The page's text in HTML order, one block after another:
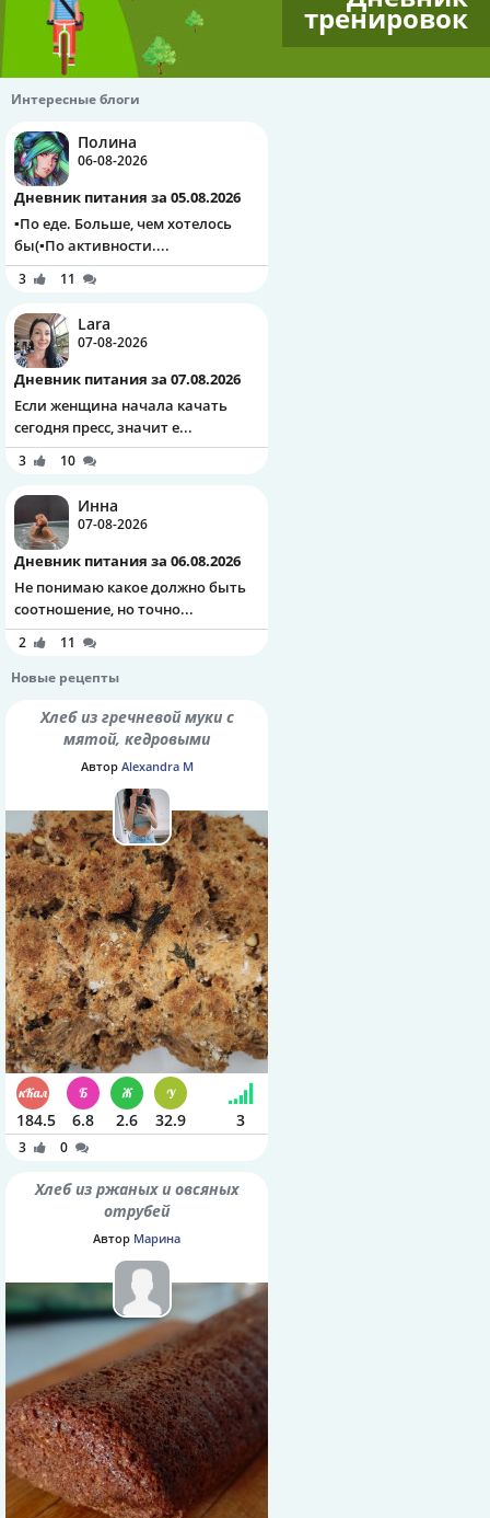
тренировок
Интересные блоги
Полина
06-08-2026
Дневник питания за 05.08.2026
▪️По еде. Больше, чем хотелось
бы(▪️По активности....
3 11
Lara
07-08-2026
Дневник питания за 07.08.2026
Если женщина начала качать
сегодня пресс, значит е...
3 10
Инна
07-08-2026
Дневник питания за 06.08.2026
Не понимаю какое должно быть
соотношение, но точно...
2
11
Новые рецепты
Хлеб из гречневой муки с
мятой, кедровыми
орешками и семенами
Автор Alexandra M
184.5 6.8 2.6 32.9 3
3 0
Хлеб из ржаных и овсяных
отрубей
Автор Марина